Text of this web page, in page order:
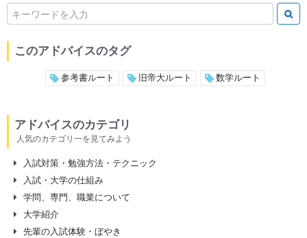
このアドバイスのタグ
参考書ルート 旧帝大ルート 数学ルート
アドバイスのカテゴリ
人気のカテゴリ一を見てみよう
入試対策・勉強方法・テクニック
入試・大学の仕組み
学問、専門、職業について
大学紹介
先輩の入試体験・ぼやき